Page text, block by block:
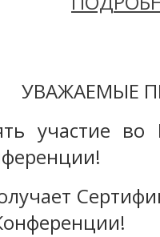
УВАЖАЕМЫЕ
участие во